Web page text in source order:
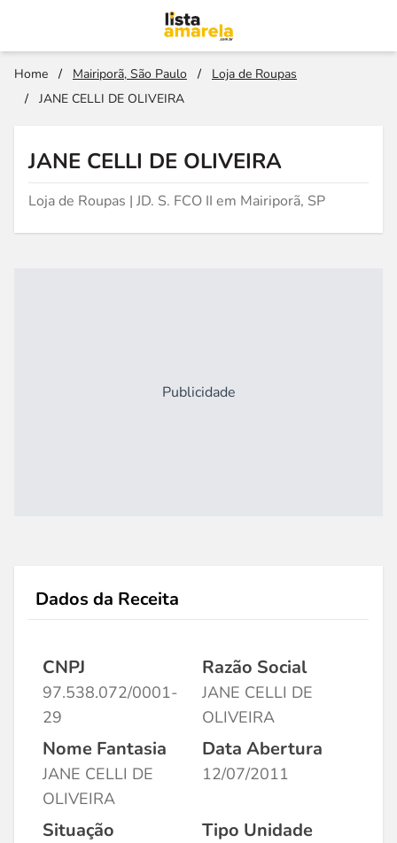
Home / Mairiporã, São Paulo /
Loja de Roupas
/
JANE CELLI DE OLIVEIRA
JANE CELLI DE OLIVEIRA
Loja de Roupas | JD. S. FCO II em Mairiporã, SP
Publicidade
Dados da Receita
CNPJ
97.538.072/0001-
29
Razão Social
JANE CELLI DE
OLIVEIRA
Nome Fantasia
JANE CELLI DE
OLIVEIRA
Data Abertura
12/07/2011
Situação Tipo Unidade